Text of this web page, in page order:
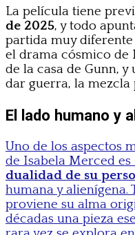
La película tiene
de 2025, y todo
partida muy diferente
el drama cósmico
de la casa de Gunn,
dar guerra, la mezcla
El lado humano y
Uno de los aspectos
de Isabela Merced es
dualidad de su
humana y alienígena.
proviene su alma
décadas una pieza